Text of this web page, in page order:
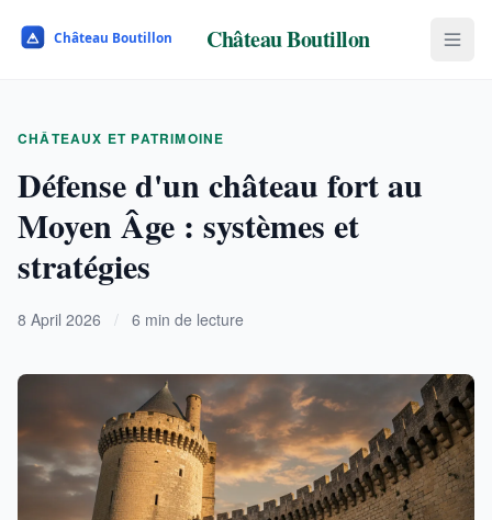
Château Boutillon
CHÂTEAUX ET PATRIMOINE
Défense d'un château fort au
Moyen Âge : systèmes et
stratégies
8 April 2026 / 6 min de lecture